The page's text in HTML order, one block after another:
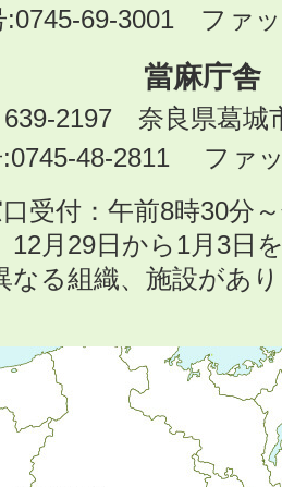
:0745-69-3001 ファ
當麻庁舎
639-2197 奈良県葛城
:0745-48-2811 ファ
受付：午前8時30分
12月29日から1月3日
なる組織、施設があ